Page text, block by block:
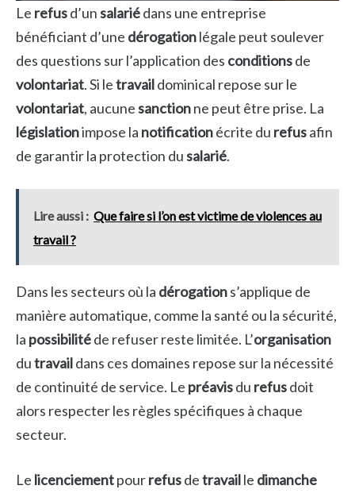
Le refusd’unsalariédans une entreprise
bénéficiant d’une dérogationlégale peut soulever
des questions sur l’application des conditionsde
volontariat. Si letravaildominical repose sur le
volontariat, aucunesanctionne peut être prise. La
législationimpose la notificationécrite du refusafin
de garantir la protection dusalarié.
Lire aussi : Que faire si l’on est victime de violences au
travail ?
Dans les secteurs où la dérogations’applique de
manière automatique, comme la santé ou la sécurité,
la possibilitéde refuser reste limitée. L’organisation
dutravaildans ces domaines repose sur la nécessité
de continuité de service. Le préavisdu refusdoit
alors respecter les règles spécifiques à chaque
secteur.
Le licenciementpourrefusdetravaille dimanche